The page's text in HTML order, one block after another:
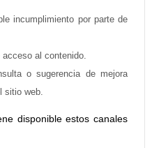
incumplimiento por parte de
al contenido.
o sugerencia de mejora
sitio web.
disponible estos canales